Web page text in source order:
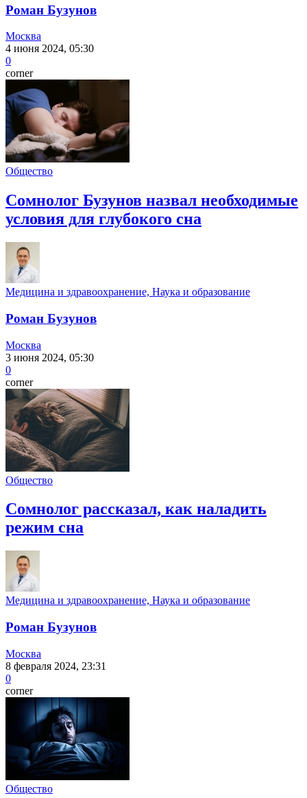
Роман Бузунов
Москва
4 июня 2024, 05:30
0
corner
Общество
Сомнолог Бузунов назвал необходимые
условия для глубокого сна
Медицина и здравоохранение, Наука и образование
Роман Бузунов
Москва
3 июня 2024, 05:30
0
corner
Общество
Сомнолог рассказал, как наладить
режим сна
Медицина и здравоохранение, Наука и образование
Роман Бузунов
Москва
8 февраля 2024, 23:31
0
corner
Общество